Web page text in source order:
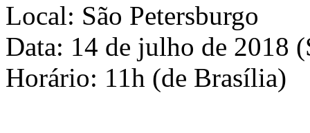
Local: São Petersburgo
Data: 14 de julho de 2018
Horário: 11h (de Brasília)